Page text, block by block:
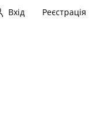
Вхід Реєстрація